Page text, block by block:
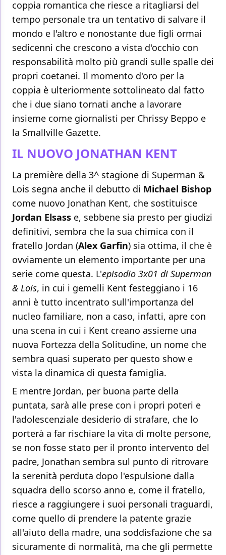
coppia romantica che riesce a ritagliarsi del
tempo personale tra un tentativo di salvare il
mondo e l'altro e nonostante due figli ormai
sedicenni che crescono a vista d'occhio con
responsabilità molto più grandi sulle spalle dei
propri coetanei. Il momento d'oro per la
coppia è ulteriormente sottolineato dal fatto
che i due siano tornati anche a lavorare
insieme come giornalisti per Chrissy Beppo e
la Smallville Gazette.
IL NUOVO JONATHAN KENT
La première della 3^ stagione di Superman &
Lois segna anche il debutto di Michael Bishop
come nuovo Jonathan Kent, che sostituisce
Jordan Elsass e, sebbene sia presto per giudizi
definitivi, sembra che la sua chimica con il
fratello Jordan (Alex Garfin) sia ottima, il che è
ovviamente un elemento importante per una
serie come questa. L'episodio 3x01 di Superman
& Lois, in cui i gemelli Kent festeggiano i 16
anni è tutto incentrato sull'importanza del
nucleo familiare, non a caso, infatti, apre con
una scena in cui i Kent creano assieme una
nuova Fortezza della Solitudine, un nome che
sembra quasi superato per questo show e
vista la dinamica di questa famiglia.
E mentre Jordan, per buona parte della
puntata, sarà alle prese con i propri poteri e
l'adolescenziale desiderio di strafare, che lo
porterà a far rischiare la vita di molte persone,
se non fosse stato per il pronto intervento del
padre, Jonathan sembra sul punto di ritrovare
la serenità perduta dopo l'espulsione dalla
squadra dello scorso anno e, come il fratello,
riesce a raggiungere i suoi personali traguardi,
come quello di prendere la patente grazie
all'aiuto della madre, una soddisfazione che sa
sicuramente di normalità, ma che gli permette